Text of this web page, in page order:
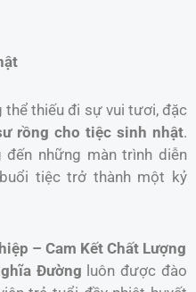
thiếu đi sự vui tươi, đặc
rồng cho tiệc sinh nhật.
những màn trình diễn
tiệc trở thành một kỷ
– Cam Kết Chất Lượng
Đường luôn được đào